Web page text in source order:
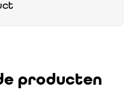
producten